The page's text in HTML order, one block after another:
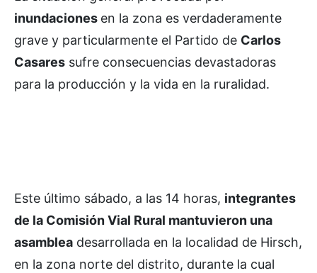
inundaciones en la zona es verdaderamente
grave y particularmente el Partido de Carlos
Casares sufre consecuencias devastadoras
para la producción y la vida en la ruralidad.
Este último sábado, a las 14 horas, integrantes
de la Comisión Vial Rural mantuvieron una
asamblea desarrollada en la localidad de Hirsch,
en la zona norte del distrito, durante la cual